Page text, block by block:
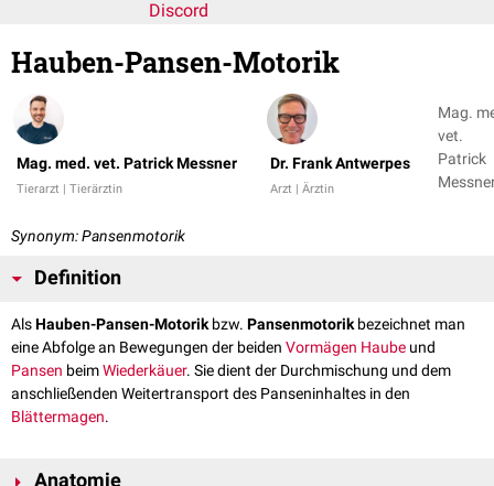
Discord
Hauben-Pansen-Motorik
Mag. med. vet. Patrick Messner
Tierarzt | Tierärztin
Dr. Frank Antwerpes
Arzt | Ärztin
Mag.
vet.
Patrick
Synonym: Pansenmotorik
Definition
AlsHauben-Pansen-Motorikbzw. Pansenmotorikbezeichnet man
eine Abfolge an Bewegungen der beiden Vormägen Haube und
Pansen beimWiederkäuer. Sie dient der Durchmischung und dem
anschließenden Weitertransport des Panseninhaltes in den
Blättermagen.
Anatomie